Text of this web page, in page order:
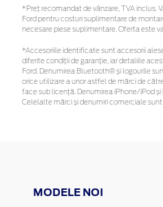
*Preţ recomandat de vânzare, TVA inclus.
Ford pentru costuri suplimentare de
necesare piese suplimentare. Oferta este
*Accesoriile identificate sunt accesorii
diferite condiții de garanție, iar detaliile
Ford. Denumirea Bluetooth® și logourile
orice utilizare a unor astfel de mărci de
face sub licență. Denumirea iPhone/iPod și
Celelalte mărci și denumiri comerciale
MODELE NOI